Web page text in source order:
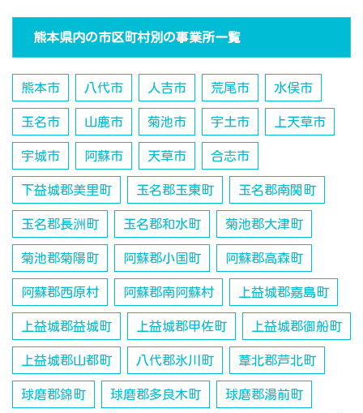
熊本県内の市区町村別の事業所一覧
熊本市 八代市 人吉市 荒尾市 水俣市
玉名市 山鹿市 菊池市 宇土市 上天草市
宇城市 阿蘇市 天草市 合志市
下益城郡美里町 玉名郡玉東町 玉名郡南関町
玉名郡長洲町 玉名郡和水町 菊池郡大津町
菊池郡菊陽町 阿蘇郡小国町 阿蘇郡高森町
阿蘇郡西原村 阿蘇郡南阿蘇村 上益城郡嘉島町
上益城郡益城町 上益城郡甲佐町 上益城郡御船町
上益城郡山都町 八代郡氷川町 葦北郡芦北町
球磨郡錦町 球磨郡多良木町 球磨郡湯前町